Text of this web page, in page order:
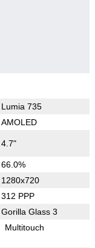
Lumia 735
AMOLED
4.7"
66.0%
1280x720
312 PPP
Gorilla Glass 3
Multitouch